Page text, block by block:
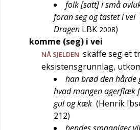
folk [satt] i små
foran seg og tastet i vei
Dragen LBK 2008)
komme (seg) i vei
NÅ SJELDEN skaffe seg et
eksistensgrunnlag,
han brød den hårde
hvad mangen agerflæk
gul og kæk (Henrik
212)